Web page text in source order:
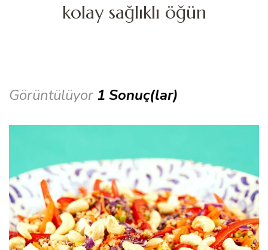
kolay sağlıklı öğün
Görüntülüyor 1 Sonuç(lar)